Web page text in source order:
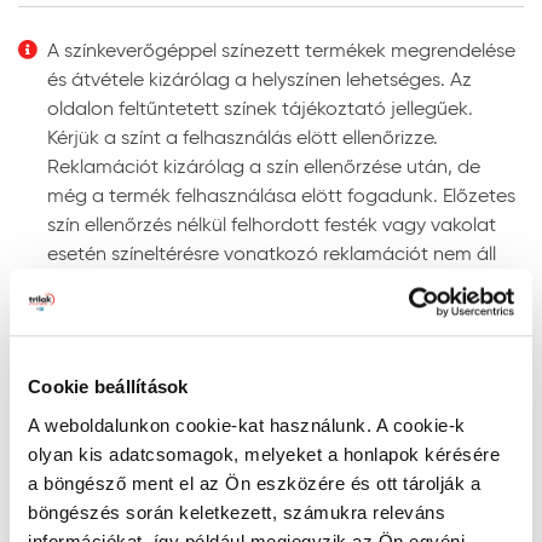
Cookie beállítások
A weboldalunkon cookie-kat használunk. A cookie-k
olyan kis adatcsomagok, melyeket a honlapok kérésére
a böngésző ment el az Ön eszközére és ott tárolják a
böngészés során keletkezett, számukra releváns
paramétereket az adott géptípushoz kell beállítani.
Színezhetőség:színkeverőgépen több ezer UV-álló
színben színezhető.
Megjegyzés: a javasolt rétegfelépítések minden esetben
a legjobb tudásunk szerinti ajánlások, és nem mentesítik
a felhasználót az adott festendő felület vizsgálatától.
Gépi színkeverés: a színkeverőgép a kiválasztott
alkalmazzon „nem fényálló” jelzéssel ellátott színt
kifakulhatnak.
A gépi színkeverés pontosságának megítélésére
megfelelő színmérő berendezés alkalmas, mivel a
szemünkkel látott színt sok tényező (a referencia
A színkeverőgéppel színezett termékek megrendelése
és átvétele kizárólag a helyszínen lehetséges. Az
oldalon feltűntetett színek tájékoztató jellegűek.
Kérjük a színt a felhasználás elött ellenőrizze.
Reklamációt kizárólag a szín ellenőrzése után, de
még a termék felhasználása elött fogadunk. Előzetes
szín ellenőrzés nélkül felhordott festék vagy vakolat
esetén színeltérésre vonatkozó reklamációt nem áll
Szín keresése kód szerint
RAL, NCS, és PPG Voice of Color színskálákban történő
alábbiak szerint:
- RAL kód: a RAL szó után szóközzel írjon be 4
számkaraktert (pl. RAL 7001)
- NCS kód: az S betű után szóközzel írjon be 4